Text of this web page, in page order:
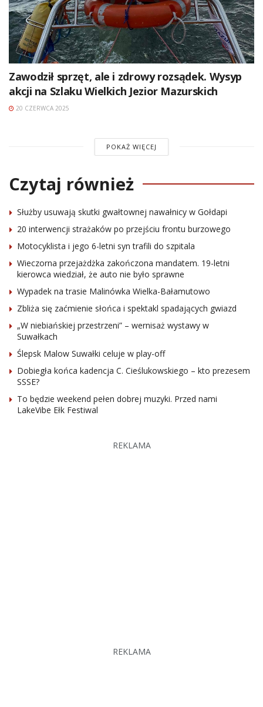
Zawodził sprzęt, ale i zdrowy rozsądek. Wysyp
akcji na Szlaku Wielkich Jezior Mazurskich
20 CZERWCA 2025
POKAŻ WIĘCEJ
Czytaj również
Służby usuwają skutki gwałtownej nawałnicy w Gołdapi
20 interwencji strażaków po przejściu frontu burzowego
Motocyklista i jego 6-letni syn trafili do szpitala
Wieczorna przejażdżka zakończona mandatem. 19-letni
kierowca wiedział, że auto nie było sprawne
Wypadek na trasie Malinówka Wielka-Bałamutowo
Zbliża się zaćmienie słońca i spektakl spadających gwiazd
„W niebiańskiej przestrzeni” – wernisaż wystawy w
Suwałkach
Ślepsk Malow Suwałki celuje w play-off
Dobiegła końca kadencja C. Cieślukowskiego – kto prezesem
SSSE?
To będzie weekend pełen dobrej muzyki. Przed nami
LakeVibe Ełk Festiwal
REKLAMA
REKLAMA